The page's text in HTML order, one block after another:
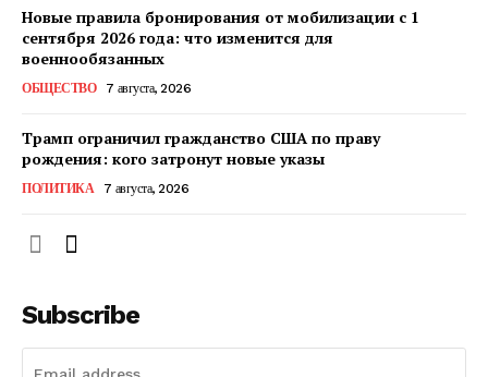
Новые правила бронирования от мобилизации с 1
сентября 2026 года: что изменится для
военнообязанных
ОБЩЕСТВО 7 августа, 2026
Трамп ограничил гражданство США по праву
рождения: кого затронут новые указы
ПОЛИТИКА 7 августа, 2026
Subscribe